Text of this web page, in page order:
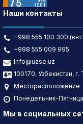
Наши контакты
+998 555 100 300
+998 555 009 995
info@uzse.uz
100170, Узбекистан,
Месторасположение
Понедельник-
Мы в социальных